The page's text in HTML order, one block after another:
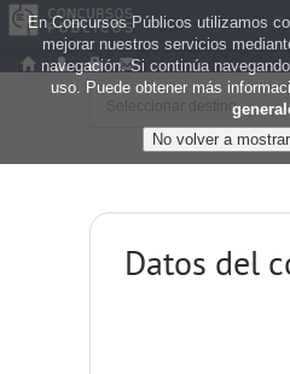
Datos del
En Concursos Públicos utilizamos
mejorar nuestros servicios
navegación. Si continúa
uso. Puede obtener más